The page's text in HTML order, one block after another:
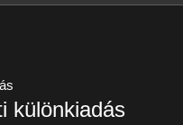
különkiadás